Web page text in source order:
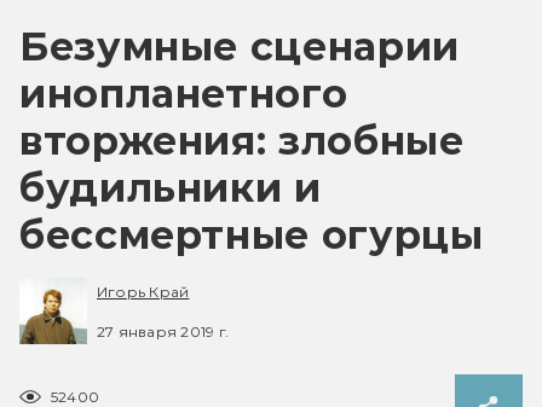
Безумные сценарии
инопланетного
вторжения: злобные
будильники и
бессмертные огурцы
Игорь Край
27 января 2019 г.
52400